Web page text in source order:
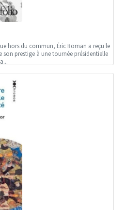
hors du commun, Éric Roman a reçu le
son prestige à une tournée présidentielle